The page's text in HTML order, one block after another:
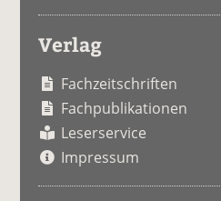
Verlag
Fachzeitschriften
Fachpublikationen
Leserservice
Impressum